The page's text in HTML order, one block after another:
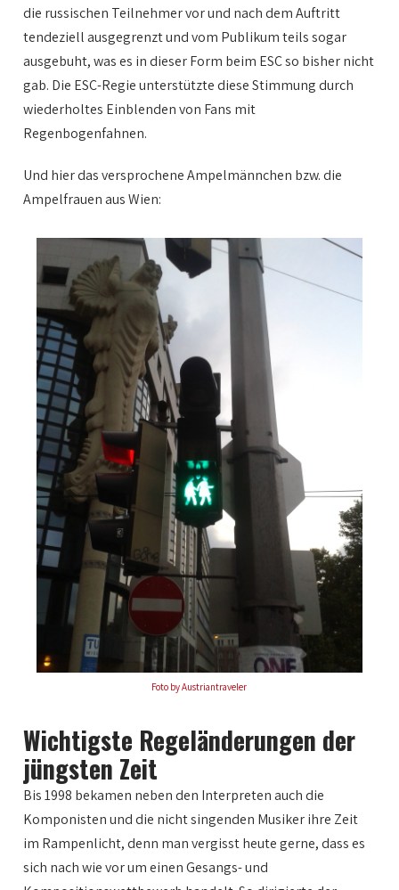
die russischen Teilnehmer vor und nach dem Auftritt
tendeziell ausgegrenzt und vom Publikum teils sogar
ausgebuht, was es in dieser Form beim ESC so bisher nicht
gab. Die ESC-Regie unterstützte diese Stimmung durch
wiederholtes Einblenden von Fans mit
Regenbogenfahnen.
Und hier das versprochene Ampelmännchen bzw. die
Ampelfrauen aus Wien:
Foto by Austriantraveler
Wichtigste Regeländerungen der
jüngsten Zeit
Bis 1998 bekamen neben den Interpreten auch die
Komponisten und die nicht singenden Musiker ihre Zeit
im Rampenlicht, denn man vergisst heute gerne, dass es
sich nach wie vor um einen Gesangs- und